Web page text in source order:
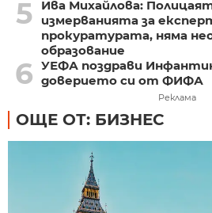
5
Ива Михайлова:
измерванията за
прокуратурата, няма
образование
6 УЕФА поздрави
доверието си от ФИФА
Реклама
ОЩЕ ОТ: БИЗНЕС